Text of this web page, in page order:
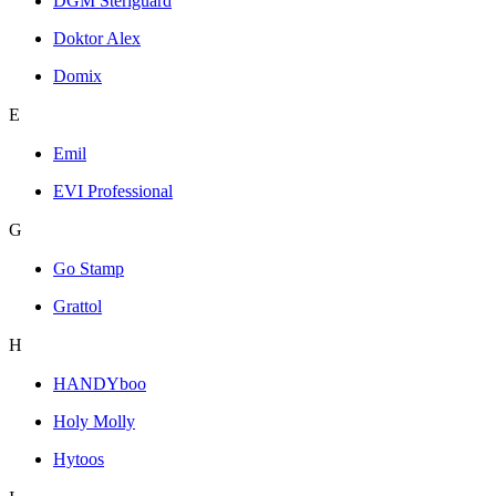
Doktor Alex
Domix
E
Emil
EVI Professional
G
Go Stamp
Grattol
H
HANDYboo
Holy Molly
Hytoos